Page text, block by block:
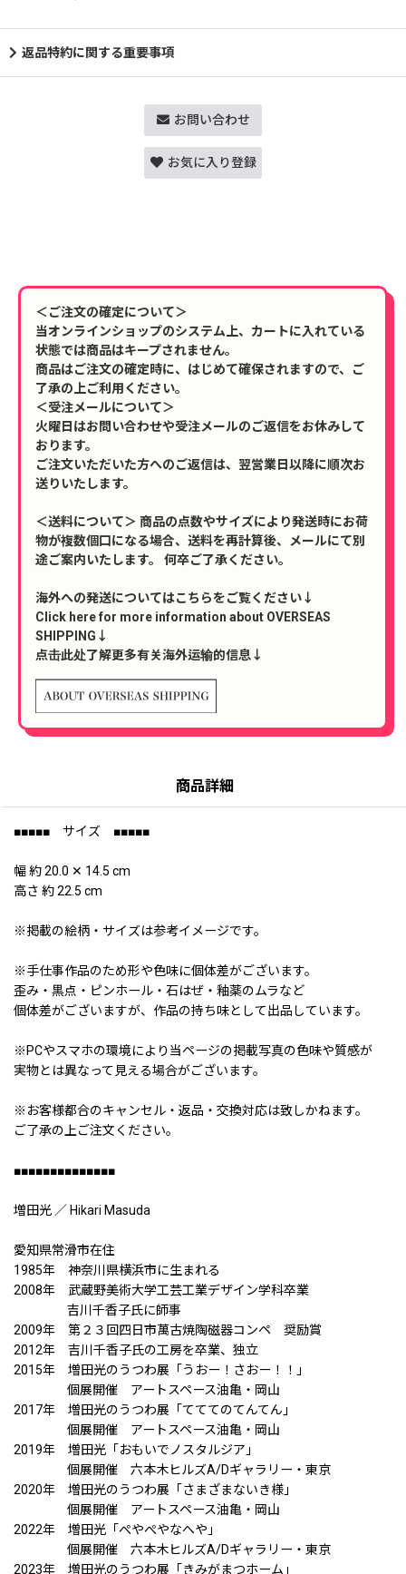
返品特約に関する重要事項
お問い合わせ
お気に入り登録
＜ご注文の確定について＞
当オンラインショップのシステム上、カートに入れている
状態では商品はキープされません。
商品はご注文の確定時に、はじめて確保されますので、ご
了承の上ご利用ください。
＜受注メールについて＞
火曜日はお問い合わせや受注メールのご返信をお休みして
おります。
ご注文いただいた方へのご返信は、翌営業日以降に順次お
送りいたします。
＜送料について＞ 商品の点数やサイズにより発送時にお荷
物が複数個口になる場合、送料を再計算後、メールにて別
途ご案内いたします。 何卒ご了承ください。
海外への発送についてはこちらをご覧ください↓
Click here for more information about OVERSEAS
SHIPPING↓
点击此处了解更多有关海外运输的信息↓
商品詳細
■■■■■ サイズ ■■■■■
幅 約 20.0 ✕ 14.5 cm
高さ 約 22.5 cm
※掲載の絵柄・サイズは参考イメージです。
※手仕事作品のため形や色味に個体差がございます。
歪み・黒点・ピンホール・石はぜ・釉薬のムラなど
個体差がございますが、作品の持ち味として出品しています。
※PCやスマホの環境により当ページの掲載写真の色味や質感が
実物とは異なって見える場合がございます。
※お客様都合のキャンセル・返品・交換対応は致しかねます。
ご了承の上ご注文ください。
■■■■■■■■■■■■■■
増田光 ／ Hikari Masuda
愛知県常滑市在住
1985年 神奈川県横浜市に生まれる
2008年 武蔵野美術大学工芸工業デザイン学科卒業
吉川千香子氏に師事
2009年 第２３回四日市萬古焼陶磁器コンペ 奨励賞
2012年 吉川千香子氏の工房を卒業、独立
2015年 増田光のうつわ展「うおー！さおー！！」
個展開催 アートスペース油亀・岡山
2017年 増田光のうつわ展「てててのてんてん」
個展開催 アートスペース油亀・岡山
2019年 増田光「おもいでノスタルジア」
個展開催 六本木ヒルズA/Dギャラリー・東京
2020年 増田光のうつわ展「さまざまないき様」
個展開催 アートスペース油亀・岡山
2022年 増田光「ぺやぺやなへや」
個展開催 六本木ヒルズA/Dギャラリー・東京
2023年 増田光のうつわ展「きみがまつホーム」